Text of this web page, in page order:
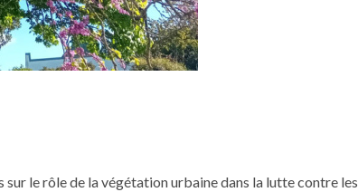
le rôle de la végétation urbaine dans la lutte contre les